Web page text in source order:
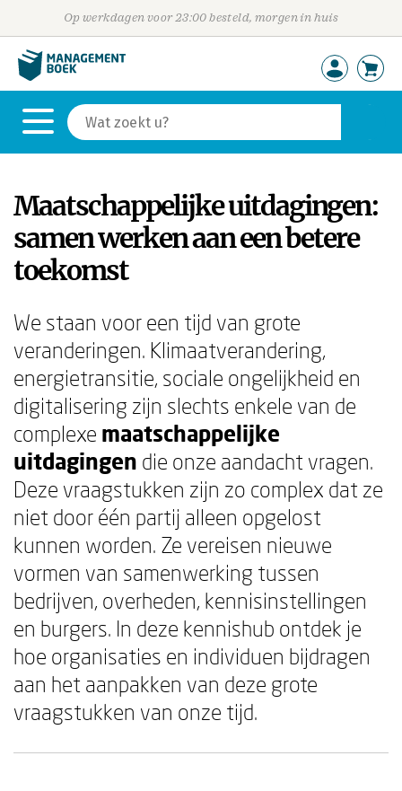
Op werkdagen voor 23:00 besteld, morgen in huis
Maatschappelijke uitdagingen:
samen werken aan een betere
toekomst
We staan voor een tijd van grote
veranderingen. Klimaatverandering,
energietransitie, sociale ongelijkheid en
digitalisering zijn slechts enkele van de
complexe maatschappelijke
uitdagingen die onze aandacht vragen.
Deze vraagstukken zijn zo complex dat ze
niet door één partij alleen opgelost
kunnen worden. Ze vereisen nieuwe
vormen van samenwerking tussen
bedrijven, overheden, kennisinstellingen
en burgers. In deze kennishub ontdek je
hoe organisaties en individuen bijdragen
aan het aanpakken van deze grote
vraagstukken van onze tijd.